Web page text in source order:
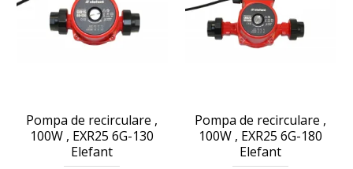
Pompa de recirculare ,
100W , EXR25 6G-130
Elefant
Pompa de recirculare ,
100W , EXR25 6G-180
Elefant